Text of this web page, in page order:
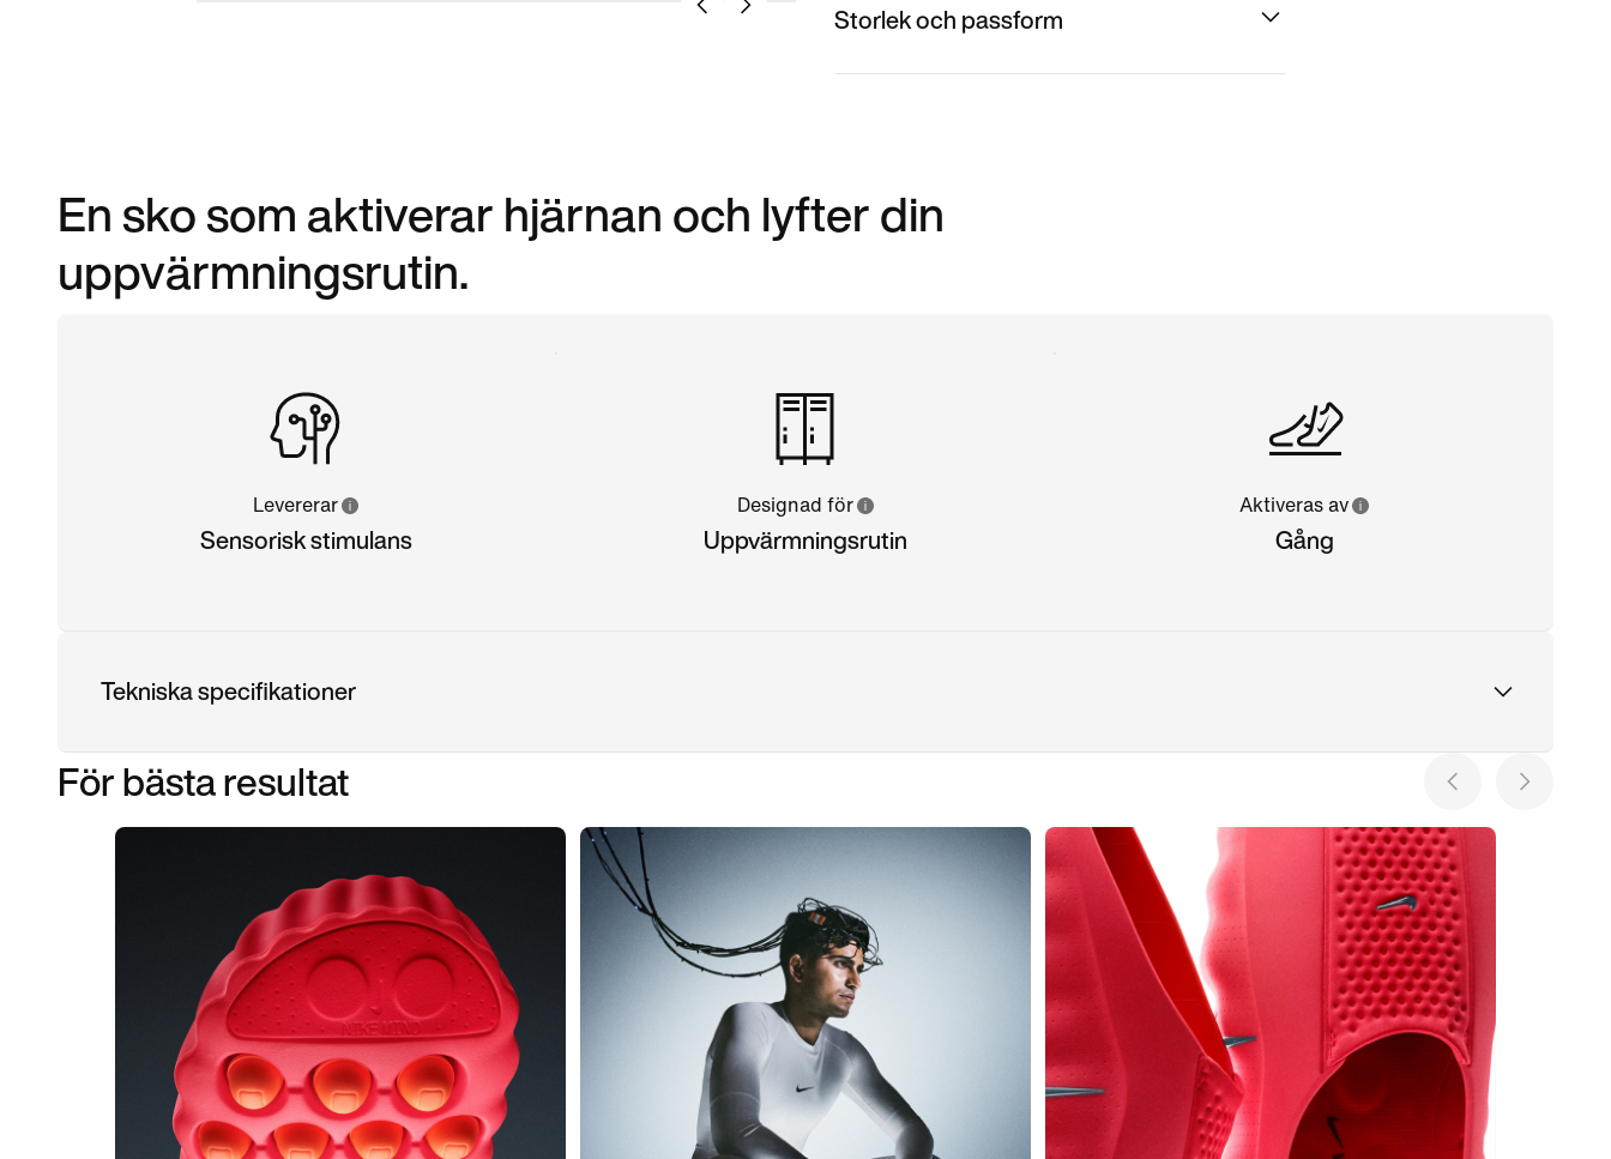
Storlek och passform
En sko som aktiverar hjärnan och lyfter din
uppvärmningsrutin.
Levererar
Sensorisk stimulans
Designad för
Uppvärmningsrutin
Aktiveras av
Gång
Tekniska specifikationer
För bästa resultat